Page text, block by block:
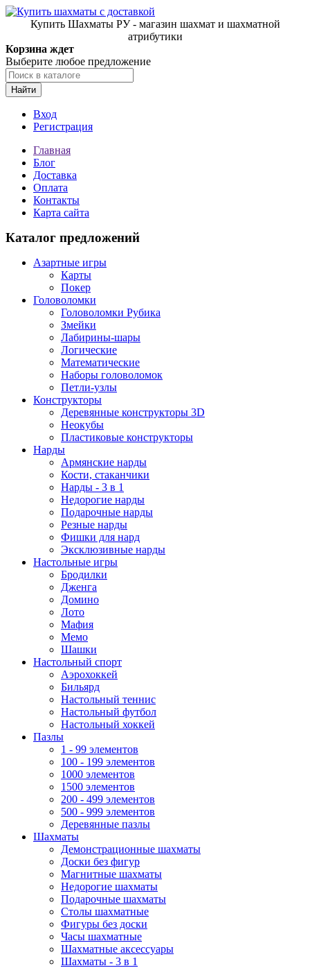
Купить Шахматы РУ - магазин шахмат и шахматной
атрибутики
Корзина ждет
Выберите любое предложение
Найти
Вход
Регистрация
Главная
Блог
Доставка
Оплата
Контакты
Карта сайта
Каталог предложений
Азартные игры
Карты
Покер
Головоломки
Головоломки Рубика
Змейки
Лабирины-шары
Логические
Математические
Наборы головоломок
Петли-узлы
Конструкторы
Деревянные конструкторы 3D
Неокубы
Пластиковые конструкторы
Нарды
Армянские нарды
Кости, стаканчики
Нарды - 3 в 1
Недорогие нарды
Подарочные нарды
Резные нарды
Фишки для нард
Эксклюзивные нарды
Настольные игры
Бродилки
Дженга
Домино
Лото
Мафия
Мемо
Шашки
Настольный спорт
Аэрохоккей
Бильярд
Настольный теннис
Настольный футбол
Настольный хоккей
Пазлы
1 - 99 элементов
100 - 199 элементов
1000 элементов
1500 элементов
200 - 499 элементов
500 - 999 элементов
Деревянные пазлы
Шахматы
Демонстрационные шахматы
Доски без фигур
Магнитные шахматы
Недорогие шахматы
Подарочные шахматы
Столы шахматные
Фигуры без доски
Часы шахматные
Шахматные аксессуары
Шахматы - 3 в 1